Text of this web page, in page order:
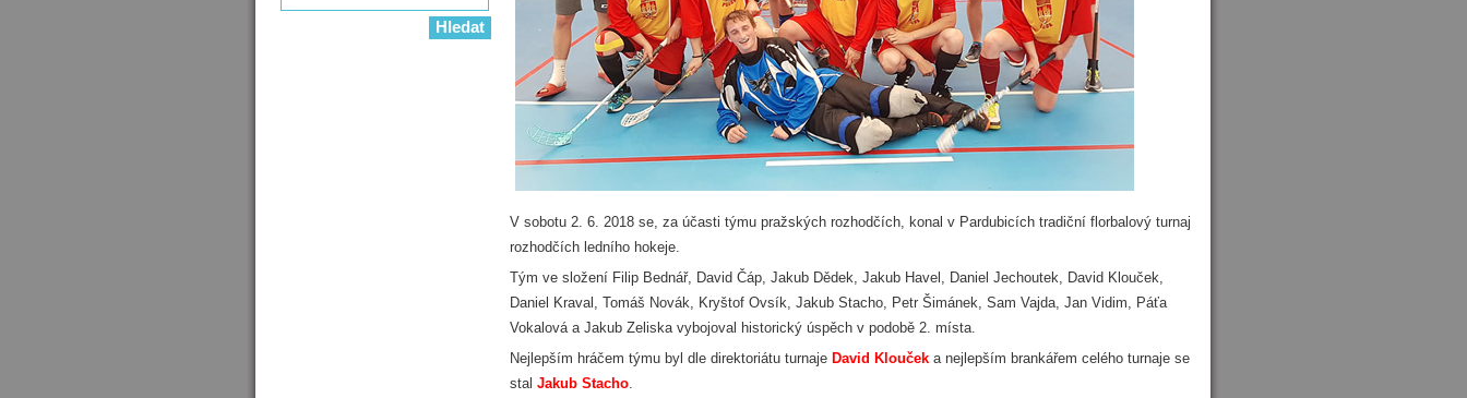
V sobotu 2. 6. 2018 se, za účasti týmu pražských rozhodčích, konal v Pardubicích tradiční florbalový turnaj
rozhodčích ledního hokeje.
Tým ve složení Filip Bednář, David Čáp, Jakub Dědek, Jakub Havel, Daniel Jechoutek, David Klouček,
Daniel Kraval, Tomáš Novák, Kryštof Ovsík, Jakub Stacho, Petr Šimánek, Sam Vajda, Jan Vidim, Páťa
Vokalová a Jakub Zeliska vybojoval historický úspěch v podobě 2. místa.
Nejlepším hráčem týmu byl dle direktoriátu turnaje David Klouček a nejlepším brankářem celého turnaje se
stal Jakub Stacho.